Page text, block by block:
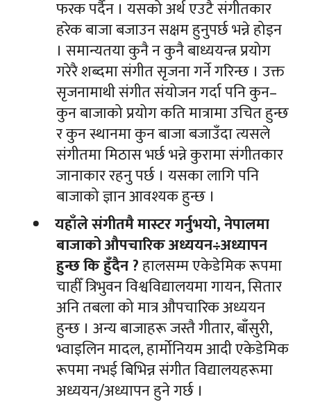
फरक पर्दैन । यसको अर्थ एउटै संगीतकार
हरेक बाजा बजाउन सक्षम हुनुपर्छ भन्ने होइन
। समान्यतया कुनै न कुनै बाध्ययन्त्र प्रयोग
गरेरै शब्दमा संगीत सृजना गर्ने गरिन्छ । उक्त
सृजनामाथी संगीत संयोजन गर्दा पनि कुन–
कुन बाजाको प्रयोग कति मात्रामा उचित हुन्छ
र कुन स्थानमा कुन बाजा बजाउँदा त्यसले
संगीतमा मिठास भर्छ भन्ने कुरामा संगीतकार
जानाकार रहनु पर्छ । यसका लागि पनि
बाजाको ज्ञान आवश्यक हुन्छ ।
यहाँले संगीतमै मास्टर गर्नुभयो, नेपालमा
बाजाको औपचारिक अध्ययन÷अध्यापन
हुन्छ कि हुँदैन ?हालसम्म एकेडेमिक रूपमा
चाहीँ त्रिभुवन विश्वविद्यालयमा गायन, सितार
अनि तबला को मात्र औपचारिक अध्ययन
हुन्छ । अन्य बाजाहरू जस्तै गीतार, बाँसुरी,
भ्वाइलिन मादल, हार्मोनियम आदी एकेडेमिक
रूपमा नभई बिभिन्न संगीत विद्यालयहरूमा
अध्ययन/अध्यापन हुने गर्छ ।